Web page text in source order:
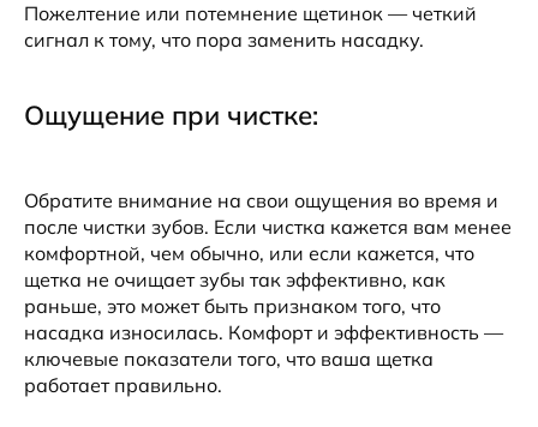
Пожелтение или потемнение щетинок — четкий
сигнал к тому, что пора заменить насадку.
Ощущение при чистке:
Обратите внимание на свои ощущения во время и
после чистки зубов. Если чистка кажется вам менее
комфортной, чем обычно, или если кажется, что
щетка не очищает зубы так эффективно, как
раньше, это может быть признаком того, что
насадка износилась. Комфорт и эффективность —
ключевые показатели того, что ваша щетка
работает правильно.